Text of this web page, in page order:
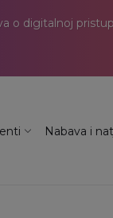
o digitalnoj
Nabava i